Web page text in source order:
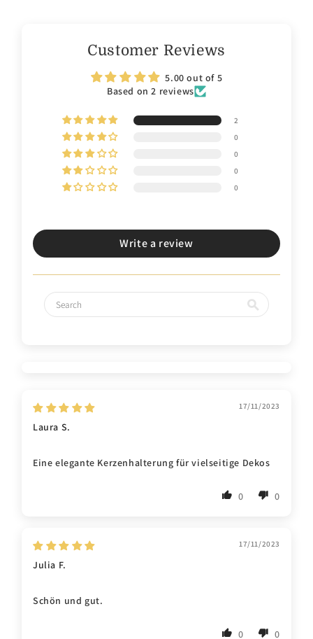
Customer Reviews
5.00 out of 5
Based on 2 reviews
2
0
0
0
0
Write a review
17/11/2023
Laura S.
Eine elegante Kerzenhalterung für vielseitige Dekos
0 0
17/11/2023
Julia F.
Schön und gut.
0 0